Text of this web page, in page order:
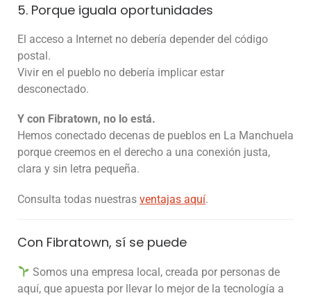
5. Porque iguala oportunidades
El acceso a Internet no debería depender del código
postal.
Vivir en el pueblo no debería implicar estar
desconectado.
Y con Fibratown, no lo está.
Hemos conectado decenas de pueblos en La Manchuela
porque creemos en el derecho a una conexión justa,
clara y sin letra pequeña.
Consulta todas nuestras ventajas aquí.
Con Fibratown, sí se puede
Somos una empresa local, creada por personas de
aquí, que apuesta por llevar lo mejor de la tecnología a